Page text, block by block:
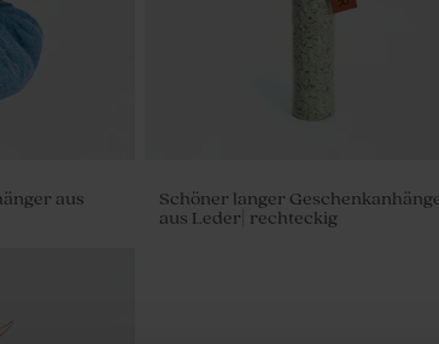
aus
Schöner langer
aus Leder| rechteckig